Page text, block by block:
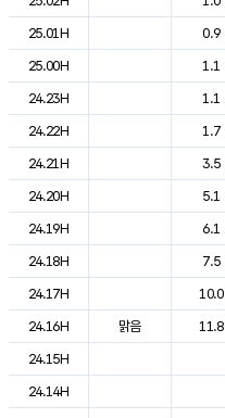
25.01H
0.9
25.00H
1.1
24.23H
1.1
24.22H
1.7
24.21H
3.5
24.20H
5.1
24.19H
6.1
24.18H
7.5
24.17H
10.0
24.16H
맑음 11.8
24.15H
24.14H